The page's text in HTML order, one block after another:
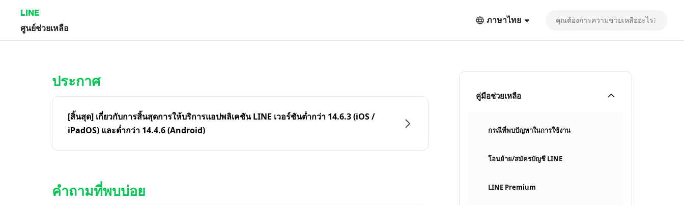
LINE
ศูนย์ช่วยเหลือ
ภาษาไทย
คู่มือช่วยเหลือ
กรณีที่พบปัญหาในการใช้งาน
โอนย้าย/สมัครบัญชี LINE
LINE Premium
ประกาศ
[สิ้นสุด] เกี่ยวกับการสิ้นสุดการให้บริการแอปพลิเคชัน LINE เวอร์ชันต่ำกว่า 14.6.3 (iOS /
iPadOS) และต่ำกว่า 14.4.6 (Android)
คำถามที่พบบ่อย